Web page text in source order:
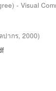
- Visual
ปากร, 2000)